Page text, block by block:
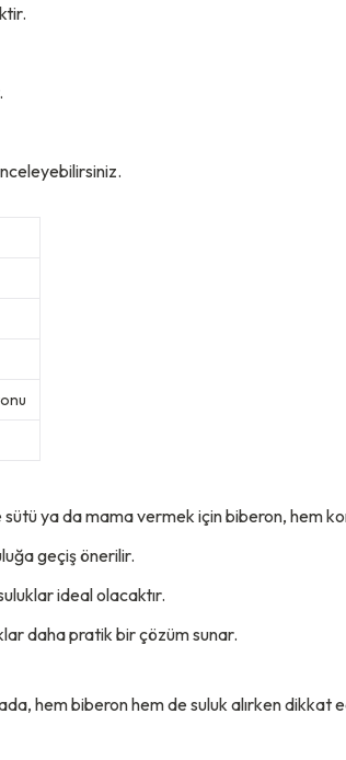
ya da mama vermek için biberon, hem
geçiş önerilir.
ideal olacaktır.
daha pratik bir çözüm sunar.
hem biberon hem de suluk alırken dikkat